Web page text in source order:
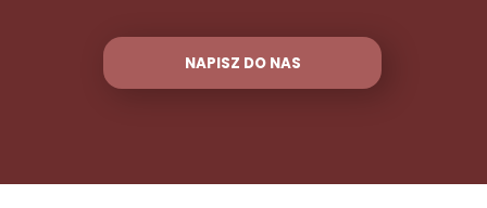
NAPISZ DO NAS